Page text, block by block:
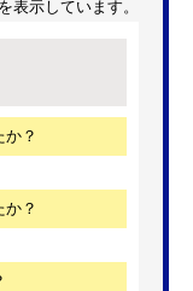
表示しています。
？
？